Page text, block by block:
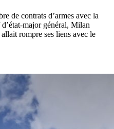
de contrats d’armes avec la
major général, Milan
rompre ses liens avec le